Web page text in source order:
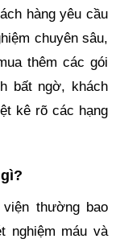
hàng yêu cầu
chuyên sâu,
thêm các gói
bất ngờ, khách
kê rõ các hạng
thường bao
nghiệm máu và